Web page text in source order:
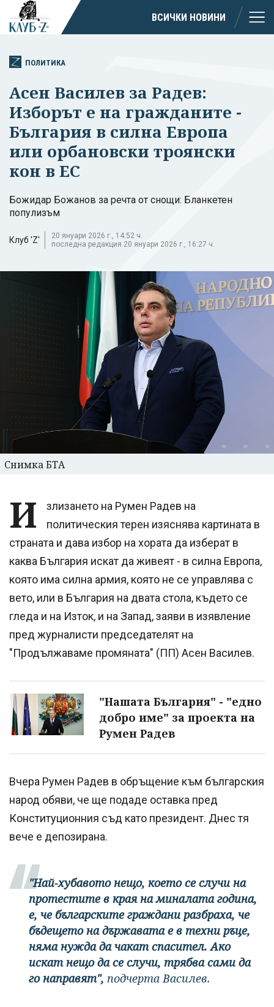
ВСИЧКИ НОВИНИ
ПОЛИТИКА
Асен Василев за Радев:
Изборът е на гражданите -
България в силна Европа
или орбановски троянски
кон в ЕС
Божидар Божанов за речта от снощи: Бланкетен
популизъм
Клуб 'Z'
20 януари 2026 г., 14:52 ч.
последна редакция 20 януари 2026 г., 16:27 ч.
Снимка БТА
И
злизането на Румен Радев на
политическия терен изяснява картината в
страната и дава избор на хората да изберат в
каква България искат да живеят - в силна Европа,
която има силна армия, която не се управлява с
вето, или в България на двата стола, където се
гледа и на Изток, и на Запад, заяви в изявление
пред журналисти председателят на
"Продължаваме промяната" (ПП) Асен Василев.
"Нашата България" - "едно
добро име" за проекта на
Румен Радев
Вчера Румен Радев в обръщениe към българския
народ обяви, че ще подаде оставка пред
Конституционния съд като президент. Днес тя
вече е депозирана.
"Най-хубавото нещо, което се случи на
протестите в края на миналата година,
е, че българските граждани разбраха, че
бъдещето на държавата е в техни ръце,
няма нужда да чакат спасител. Ако
искат нещо да се случи, трябва сами да
го направят", подчерта Василев.